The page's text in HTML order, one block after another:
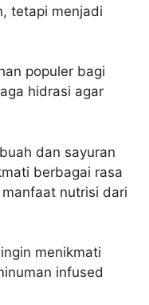
tetapi menjadi
populer bagi
hidrasi agar
dan sayuran
berbagai rasa
nutrisi dari
menikmati
infused